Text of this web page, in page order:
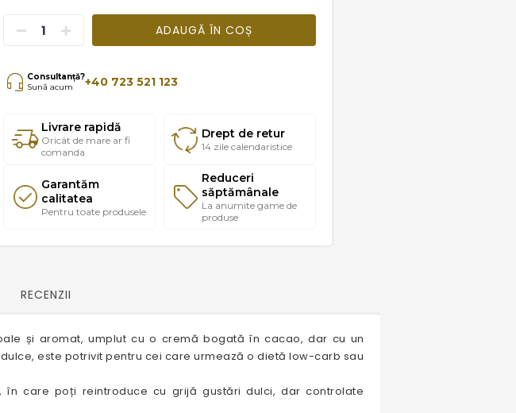
ADAUGĂ ÎN COȘ
Consultanță?
Sună acum
+40 723 521 123
Livrare rapidă
Oricât de mare ar fi
comanda
Drept de retur
14 zile calendaristice
Garantăm
calitatea
Pentru toate produsele
Reduceri
săptămânale
La anumite game de
produse
RECENZII
și aromat, umplut cu o cremă bogată în cacao, dar cu un
este potrivit pentru cei care urmează o dietă low-carb sau
care poți reintroduce cu grijă gustări dulci, dar controlate